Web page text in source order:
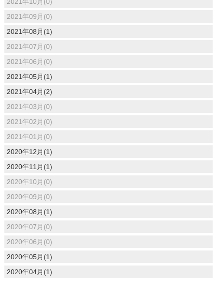
2021年09月(0)
2021年08月(1)
2021年07月(0)
2021年06月(0)
2021年05月(1)
2021年04月(2)
2021年03月(0)
2021年02月(0)
2021年01月(0)
2020年12月(1)
2020年11月(1)
2020年10月(0)
2020年09月(0)
2020年08月(1)
2020年07月(0)
2020年06月(0)
2020年05月(1)
2020年04月(1)